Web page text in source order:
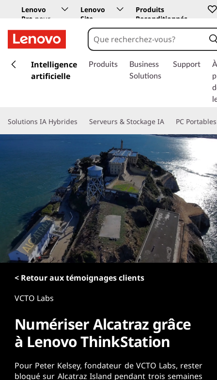
Lenovo
Pro pour
les
entreprises
Lenovo
Site
Education
Produits
Reconditionnés
a
a
n
c
Intelligence
artificielle
Produits
Business
Solutions
Support
À
Solutions IA Hybrides Serveurs & Stockage IA PC
< Retour aux témoignages clients
VCTO Labs
Numériser Alcatraz grâce
à Lenovo ThinkStation
Pour Peter Kelsey, fondateur de VCTO Labs, rester
bloqué sur Alcatraz Island pendant trois semaines